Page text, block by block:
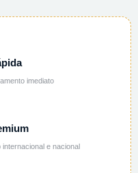
imediato
e nacional